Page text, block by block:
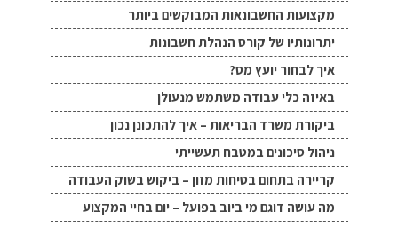
מקצועות החשבונאות המבוקשים ביותר
יתרונותיו של קורס הנהלת חשבונות
איך לבחור יועץ מס?
באיזה כלי עבודה משתמש מנעולן
ביקורת משרד הבריאות – איך להתכונן נכון
ניהול סיכונים במטבח תעשייתי
קריירה בתחום בטיחות מזון – ביקוש בשוק העבודה
מה עושה דוגם מי ביוב בפועל – יום בחיי המקצוע